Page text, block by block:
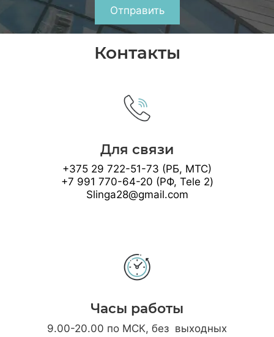
Отправить
Контакты
Для связи
+375 29 722-51-73 (РБ, МТС)
+7 991 770-64-20 (РФ, Tele 2)
Slinga28@gmail.com
Часы работы
9.00-20.00 по МСК, без выходных